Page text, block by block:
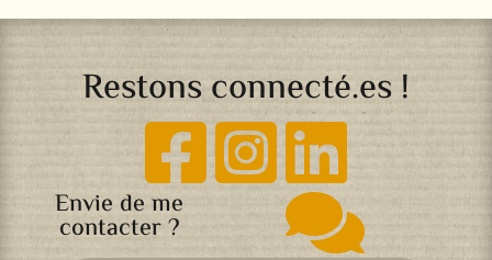
Restons connecté.es !
  
Envie de me
contacter ? 